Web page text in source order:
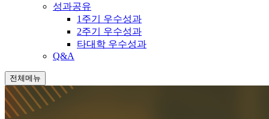
성과공유
1주기 우수성과
2주기 우수성과
타대학 우수성과
Q&A
전체메뉴